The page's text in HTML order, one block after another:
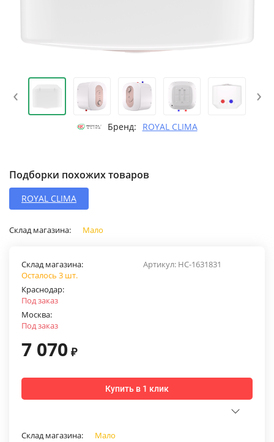
‹ ›
Бренд: ROYAL CLIMA
Подборки похожих товаров
ROYAL CLIMA
Склад магазина: Мало
Артикул: НС-1631831
Склад магазина:
Осталось 3 шт.
Краснодар:
Под заказ
Москва:
Под заказ
7 070 ₽
Купить в 1 клик
Склад магазина: Мало